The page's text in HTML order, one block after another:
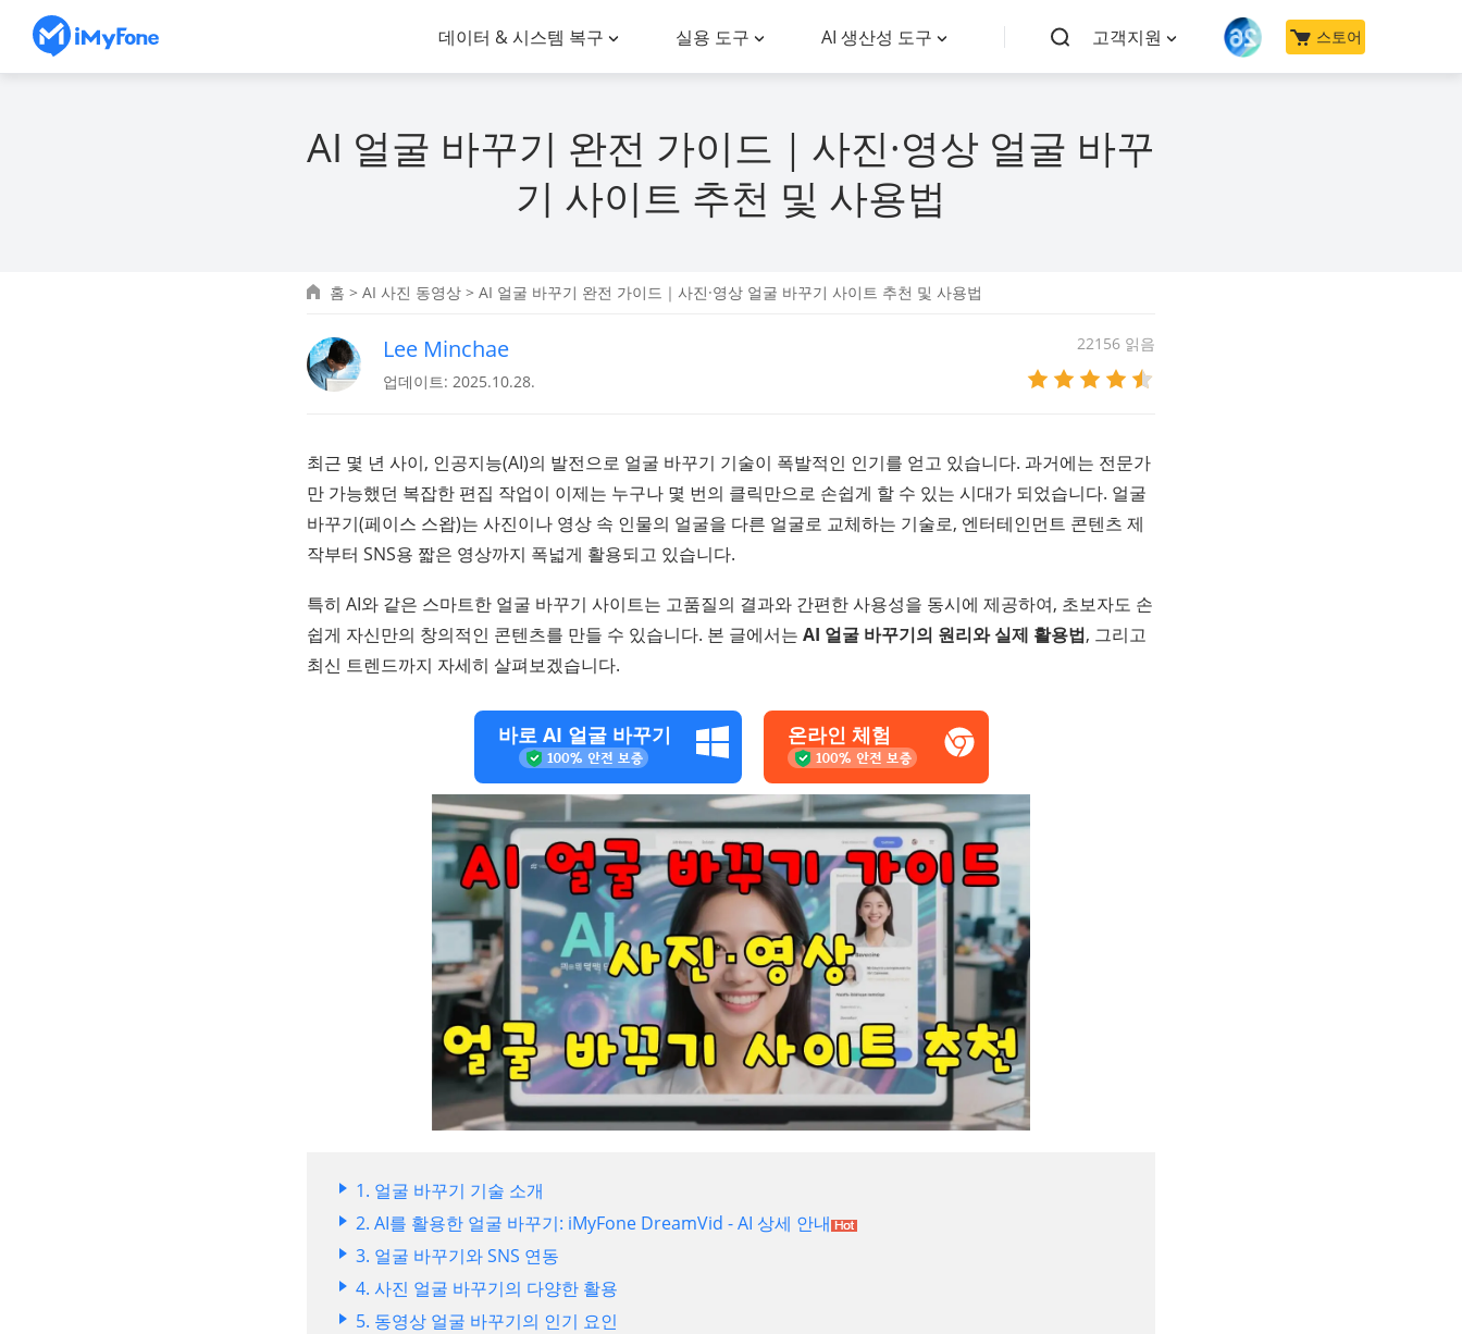
데이터 & 시스템 복구 실용 도구 AI 생산성 도구 고객지원 스토어
AI 얼굴 바꾸기 완전 가이드｜사진·영상 얼굴 바꾸
기 사이트 추천 및 사용법
홈 > AI 사진 동영상 > AI 얼굴 바꾸기 완전 가이드｜사진·영상 얼굴 바꾸기 사이트 추천 및 사용법
Lee Minchae
업데이트: 2025.10.28.
22156 읽음
최근 몇 년 사이, 인공지능(AI)의 발전으로 얼굴 바꾸기 기술이 폭발적인 인기를 얻고 있습니다. 과거에는 전문가
만 가능했던 복잡한 편집 작업이 이제는 누구나 몇 번의 클릭만으로 손쉽게 할 수 있는 시대가 되었습니다. 얼굴
바꾸기(페이스 스왑)는 사진이나 영상 속 인물의 얼굴을 다른 얼굴로 교체하는 기술로, 엔터테인먼트 콘텐츠 제
작부터 SNS용 짧은 영상까지 폭넓게 활용되고 있습니다.
특히 AI와 같은 스마트한 얼굴 바꾸기 사이트는 고품질의 결과와 간편한 사용성을 동시에 제공하여, 초보자도 손
쉽게 자신만의 창의적인 콘텐츠를 만들 수 있습니다. 본 글에서는 AI 얼굴 바꾸기의 원리와 실제 활용법, 그리고
최신 트렌드까지 자세히 살펴보겠습니다.
바로 AI 얼굴 바꾸기 온라인 체험
1. 얼굴 바꾸기 기술 소개
2. AI를 활용한 얼굴 바꾸기: iMyFone DreamVid - AI 상세 안내
3. 얼굴 바꾸기와 SNS 연동
4. 사진 얼굴 바꾸기의 다양한 활용
5. 동영상 얼굴 바꾸기의 인기 요인